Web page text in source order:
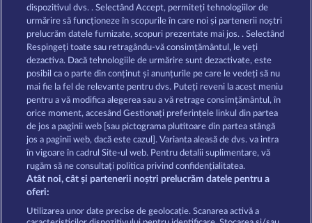
Poseidon's Rising The Guardian God: Heimdall's Horn
Termeni și condiții
Declarație de confidențialitate
Asistență tehnică Firmă
Întrebări frecvente Program de afiliere
dispozitivul dvs. . Selectând Accept, permiteți tehnologiilor de
urmărire să funcționeze în scopurile în care noi și partenerii noștri
prelucrăm datele furnizate, scopuri prezentate mai jos. . Selectând
Respingeți toate sau retragându-vă consimțământul, le veți
dezactiva. Dacă tehnologiile de urmărire sunt dezactivate, este
posibil ca o parte din conținut și anunțurile pe care le vedeți să nu
mai fie la fel de relevante pentru dvs. Puteți reveni la acest meniu
pentru a vă modifica alegerea sau a vă retrage consimțământul, în
orice moment, accesând Gestionați preferințele linkul din partea
de jos a paginii web [sau pictograma plutitoare din partea stângă
jos a paginii web, dacă este cazul]. Varianta aleasă de dvs. va intra
în vigoare în cadrul Site-ul web. Pentru detalii suplimentare, vă
rugăm să ne consultați politica privind confidențialitatea.
Atât noi, cât și partenerii noștri prelucrăm datele pentru a
oferi:
Utilizarea unor date precise de geolocație. Scanarea activă a